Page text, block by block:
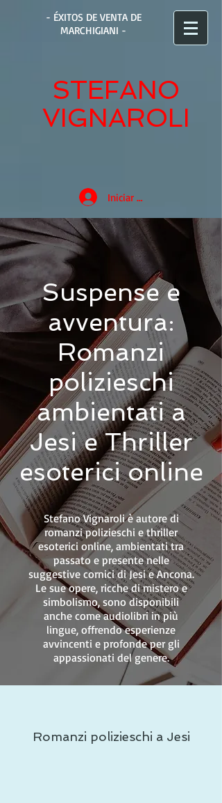
- ÉXITOS DE VENTA DE
MARCHIGIANI -
STEFANO
VIGNAROLI
Iniciar sesión
Suspense e
avventura:
Romanzi
polizieschi
ambientati a
Jesi e Thriller
esoterici online
Stefano Vignaroli è autore di
romanzi polizieschi e thriller
esoterici online, ambientati tra
passato e presente nelle
suggestive cornici di Jesi e Ancona.
Le sue opere, ricche di mistero e
simbolismo, sono disponibili
anche come audiolibri in più
lingue, offrendo esperienze
avvincenti e profonde per gli
appassionati del genere.
Romanzi polizieschi a Jesi